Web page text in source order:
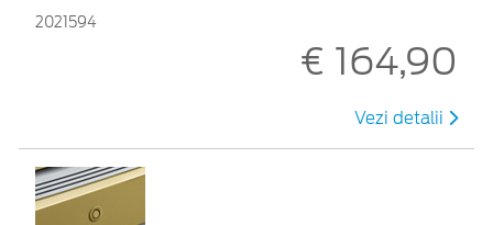
2021594
€ 164,90
Vezi detalii